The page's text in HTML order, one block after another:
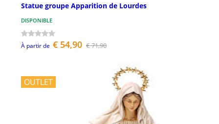
Statue groupe Apparition de Lourdes
DISPONIBLE
À partir de € 54,90 € 71,90
OUTLET